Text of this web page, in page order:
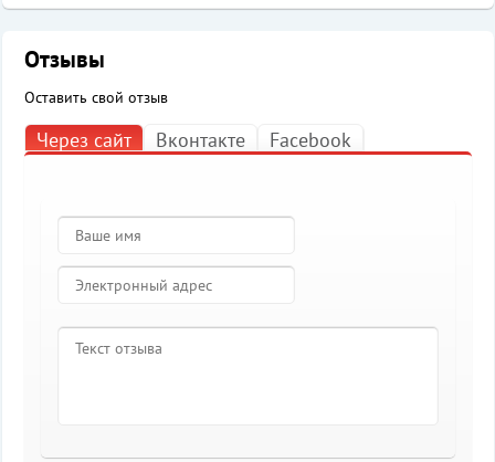
Отзывы
Оставить свой отзыв
Через сайт Вконтакте Facebook